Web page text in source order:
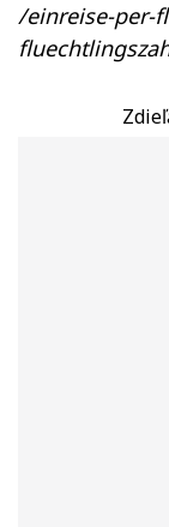
/einreise-per-